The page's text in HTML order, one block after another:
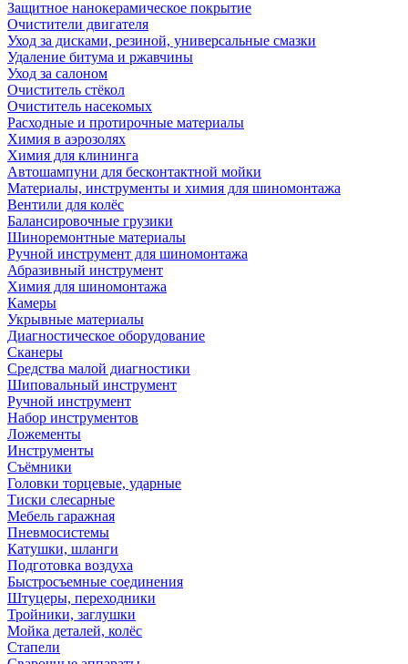
Защитное нанокерамическое покрытие
Очистители двигателя
Уход за дисками, резиной, универсальные смазки
Удаление битума и ржавчины
Уход за салоном
Очиститель стёкол
Очиститель насекомых
Расходные и протирочные материалы
Химия в аэрозолях
Химия для клининга
Автошампуни для бесконтактной мойки
Материалы, инструменты и химия для шиномонтажа
Вентили для колёс
Балансировочные грузики
Шиноремонтные материалы
Ручной инструмент для шиномонтажа
Абразивный инструмент
Химия для шиномонтажа
Камеры
Укрывные материалы
Диагностическое оборудование
Сканеры
Средства малой диагностики
Шиповальный инструмент
Ручной инструмент
Набор инструментов
Ложементы
Инструменты
Съёмники
Головки торцевые, ударные
Тиски слесарные
Мебель гаражная
Пневмосистемы
Катушки, шланги
Подготовка воздуха
Быстросъемные соединения
Штуцеры, переходники
Тройники, заглушки
Мойка деталей, колёс
Стапели